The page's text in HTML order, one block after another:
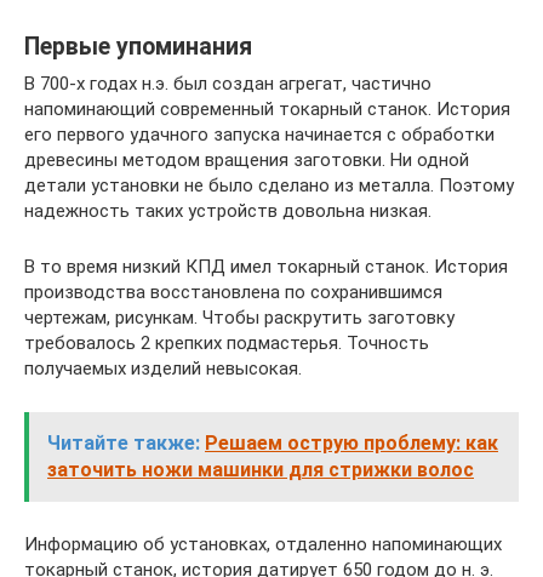
Первые упоминания
В 700-х годах н.э. был создан агрегат, частично
напоминающий современный токарный станок. История
его первого удачного запуска начинается с обработки
древесины методом вращения заготовки. Ни одной
детали установки не было сделано из металла. Поэтому
надежность таких устройств довольна низкая.
В то время низкий КПД имел токарный станок. История
производства восстановлена по сохранившимся
чертежам, рисункам. Чтобы раскрутить заготовку
требовалось 2 крепких подмастерья. Точность
получаемых изделий невысокая.
Читайте также: Решаем острую проблему: как
заточить ножи машинки для стрижки волос
Информацию об установках, отдаленно напоминающих
токарный станок, история датирует 650 годом до н. э.